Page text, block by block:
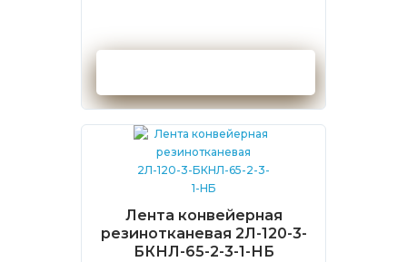
Лента конвейерная
резинотканевая 2Л-120-3-
БКНЛ-65-2-3-1-НБ